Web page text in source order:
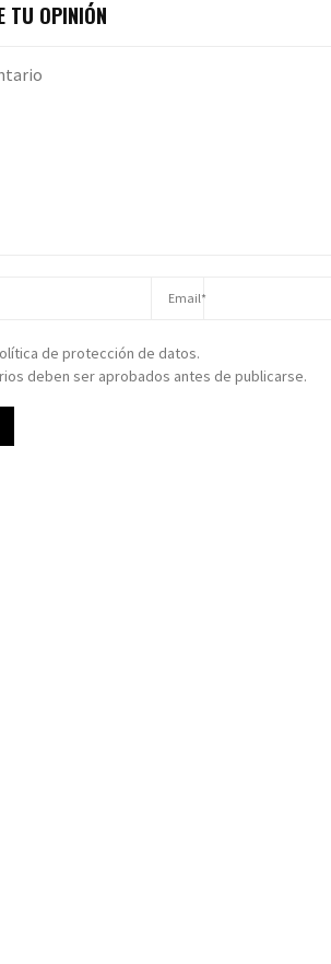
TU OPINIÓN
de protección de datos.
deben ser aprobados antes de publicarse.